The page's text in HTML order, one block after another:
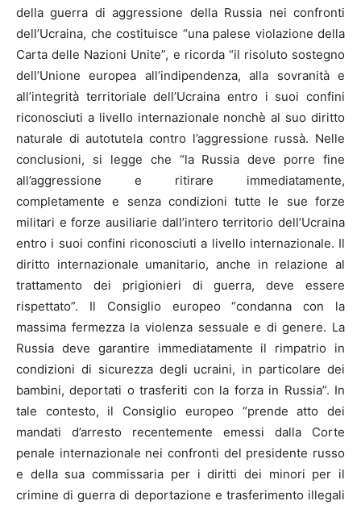
della guerra di aggressione della Russia nei confronti
dell’Ucraina, che costituisce “una palese violazione della
Carta delle Nazioni Unite”, e ricorda “il risoluto sostegno
dell’Unione europea all’indipendenza, alla sovranità e
all’integrità territoriale dell’Ucraina entro i suoi confini
riconosciuti a livello internazionale nonchè al suo diritto
naturale di autotutela contro l’aggressione russà. Nelle
conclusioni, si legge che “la Russia deve porre fine
all’aggressione e ritirare immediatamente,
completamente e senza condizioni tutte le sue forze
militari e forze ausiliarie dall’intero territorio dell’Ucraina
entro i suoi confini riconosciuti a livello internazionale. Il
diritto internazionale umanitario, anche in relazione al
trattamento dei prigionieri di guerra, deve essere
rispettato”. Il Consiglio europeo “condanna con la
massima fermezza la violenza sessuale e di genere. La
Russia deve garantire immediatamente il rimpatrio in
condizioni di sicurezza degli ucraini, in particolare dei
bambini, deportati o trasferiti con la forza in Russia”. In
tale contesto, il Consiglio europeo “prende atto dei
mandati d’arresto recentemente emessi dalla Corte
penale internazionale nei confronti del presidente russo
e della sua commissaria per i diritti dei minori per il
crimine di guerra di deportazione e trasferimento illegali